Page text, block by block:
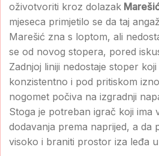
oživotvoriti kroz dolazak
mjeseca primjetilo se da taj
Marešić zna s loptom, ali
se od novog stopera, pored
Zadnjoj liniji nedostaje stoper
konzistentno i pod pritiskom
nogomet počiva na izgradnji
Stoga je potreban igrač koji ima
dodavanja prema naprijed, a da
visoko i braniti prostor iza leđa